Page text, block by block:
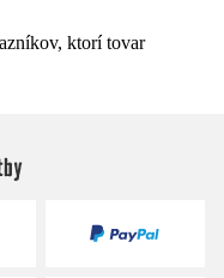
ktorí tovar